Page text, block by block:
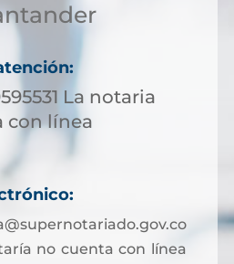
La notaria
con línea
no cuenta con línea